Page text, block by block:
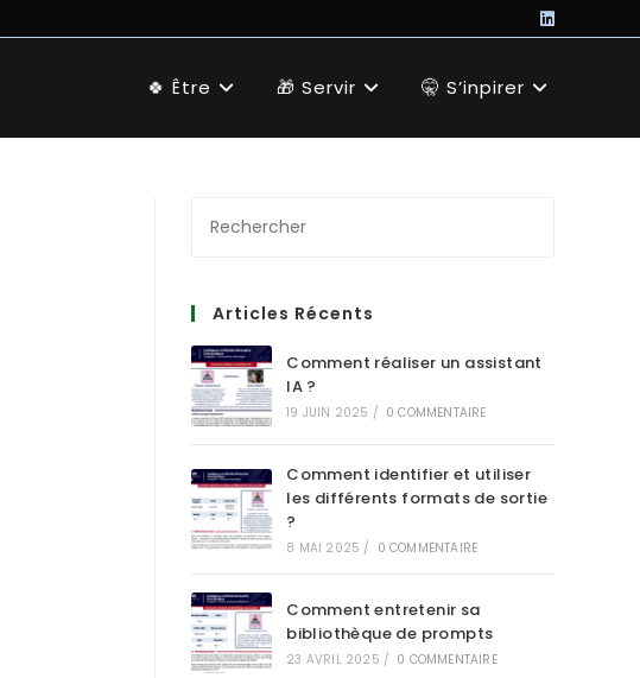
🍀 Être 🎁 Servir 🤫 S’inpirer
Articles Récents
Comment réaliser un assistant
IA ?
19 JUIN 2025 / 0 COMMENTAIRE
Comment identifier et utiliser
les différents formats de sortie
?
8 MAI 2025 / 0 COMMENTAIRE
Comment entretenir sa
bibliothèque de prompts
23 AVRIL 2025 / 0 COMMENTAIRE